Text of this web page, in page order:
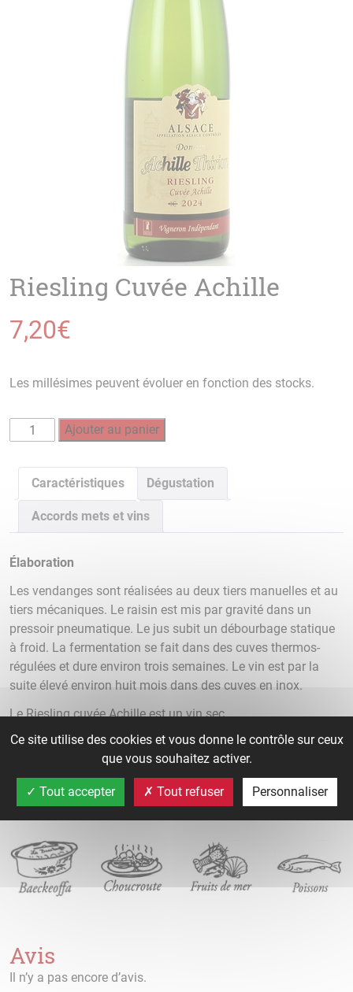
Riesling Cuvée Achille
7,20€
Les millésimes peuvent évoluer en fonction des stocks.
quantité
de
Riesling
Cuvée
Achille
Ajouter au panier
Caractéristiques Dégustation
Accords mets et vins
Élaboration
Les vendanges sont réalisées au deux tiers manuelles et au
tiers mécaniques. Le raisin est mis par gravité dans un
pressoir pneumatique. Le jus subit un débourbage statique
à froid. La fermentation se fait dans des cuves thermos-
régulées et dure environ trois semaines. Le vin est par la
suite élevé environ huit mois dans des cuves en inox.
Le Riesling cuvée Achille est un vin sec.
Riesling cuvée Achille
Catégorie :Vins blancs
Avis
Il n’y a pas encore d’avis.
Ce site utilise des cookies et vous donne le contrôle sur ceux
que vous souhaitez activer.
Tout accepter Tout refuser Personnaliser